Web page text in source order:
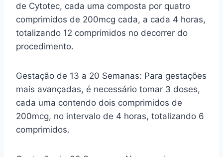
de Cytotec, cada uma composta por quatro
comprimidos de 200mcg cada, a cada 4 horas,
totalizando 12 comprimidos no decorrer do
procedimento.
Gestação de 13 a 20 Semanas: Para gestações
mais avançadas, é necessário tomar 3 doses,
cada uma contendo dois comprimidos de
200mcg, no intervalo de 4 horas, totalizando 6
comprimidos.